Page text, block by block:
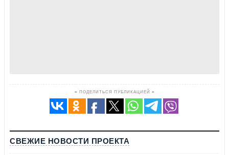
≡ ПОДЕЛИТЬСЯ ПУБЛИКАЦИЕЙ ≡
СВЕЖИЕ НОВОСТИ ПРОЕКТА